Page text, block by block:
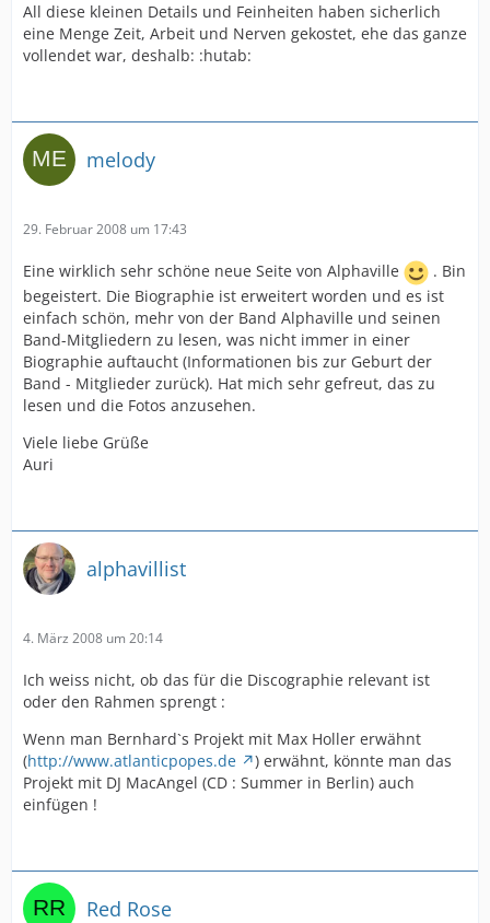
All diese kleinen Details und Feinheiten haben sicherlich
eine Menge Zeit, Arbeit und Nerven gekostet, ehe das ganze
vollendet war, deshalb: :hutab:
melody
29. Februar 2008 um 17:43
Eine wirklich sehr schöne neue Seite von Alphaville
. Bin
begeistert. Die Biographie ist erweitert worden und es ist
einfach schön, mehr von der Band Alphaville und seinen
Band-Mitgliedern zu lesen, was nicht immer in einer
Biographie auftaucht (Informationen bis zur Geburt der
Band - Mitglieder zurück). Hat mich sehr gefreut, das zu
lesen und die Fotos anzusehen.
Viele liebe Grüße
Auri
alphavillist
4. März 2008 um 20:14
Ich weiss nicht, ob das für die Discographie relevant ist
oder den Rahmen sprengt :
Wenn man Bernhard`s Projekt mit Max Holler erwähnt
(http://www.atlanticpopes.de
) erwähnt, könnte man das
Projekt mit DJ MacAngel (CD : Summer in Berlin) auch
einfügen !
Red Rose